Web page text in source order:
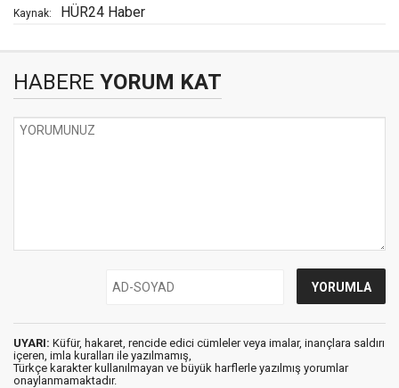
Kaynak: HÜR24 Haber
HABERE YORUM KAT
UYARI: Küfür, hakaret, rencide edici cümleler veya imalar, inançlara saldırı
içeren, imla kuralları ile yazılmamış,
Türkçe karakter kullanılmayan ve büyük harflerle yazılmış yorumlar
onaylanmamaktadır.